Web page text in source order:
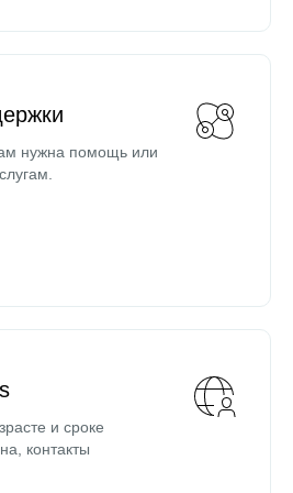
нужна помощь или
и сроке
контакты